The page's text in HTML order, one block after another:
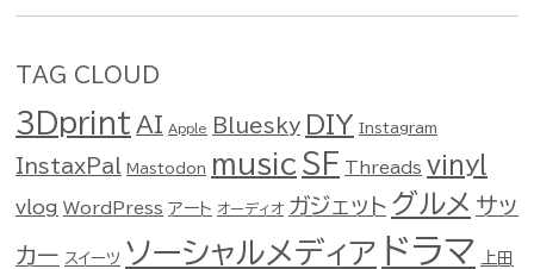
TAG CLOUD
3Dprint AI Apple Bluesky DIY Instagram
InstaxPal Mastodon music SF Threads vinyl
vlog WordPress アート オーディオ ガジェット グルメ サッ
カー スイーツ ソーシャルメディア ドラマ 上田